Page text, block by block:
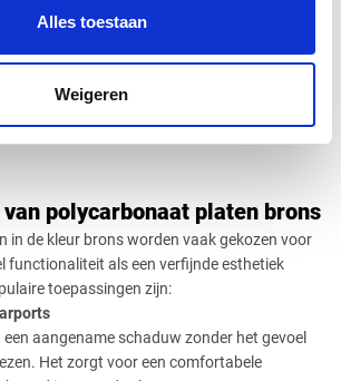
Alles toestaan
Weigeren
is uv bestendig en behandeld met een speciale
biedt tegen schadelijke UV-stralen. Dit
aan direct zonlicht. Deze eigenschappen
brons een duurzame oplossing voor
polycarbonaat platen brons
in de kleur brons worden vaak gekozen voor
functionaliteit als een verfijnde esthetiek
toepassingen zijn:
aangename schaduw zonder het gevoel
Het zorgt voor een comfortabele